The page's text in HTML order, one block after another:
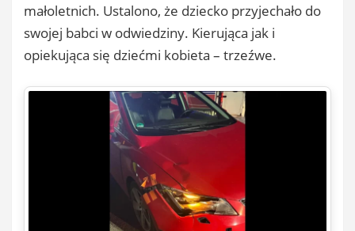
małoletnich. Ustalono, że dziecko przyjechało do
swojej babci w odwiedziny. Kierująca jak i
opiekująca się dziećmi kobieta – trzeźwe.